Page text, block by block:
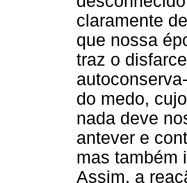
claramente
que nossa
traz o
do medo,
nada deve
antever e
mas também
Assim, a